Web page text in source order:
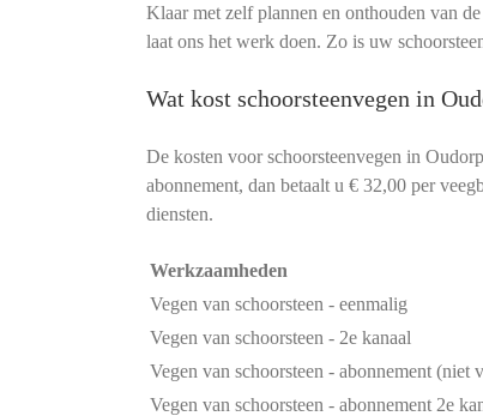
Klaar met zelf plannen en onthouden van
laat ons het werk doen. Zo is uw
Wat kost schoorsteenvegen in
De kosten voor schoorsteenvegen in
abonnement, dan betaalt u € 32,00 per
diensten.
Werkzaamheden
Vegen van schoorsteen - eenmalig
Vegen van schoorsteen - 2e kanaal
Vegen van schoorsteen - abonnement (niet
Vegen van schoorsteen - abonnement 2e